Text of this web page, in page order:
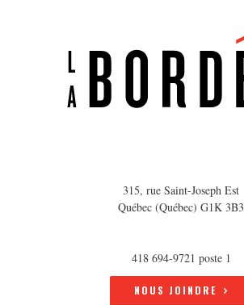
315, rue Saint-Joseph Est
Québec (Québec) G1K 3B3
418 694-9721 poste 1
NOUS JOINDRE